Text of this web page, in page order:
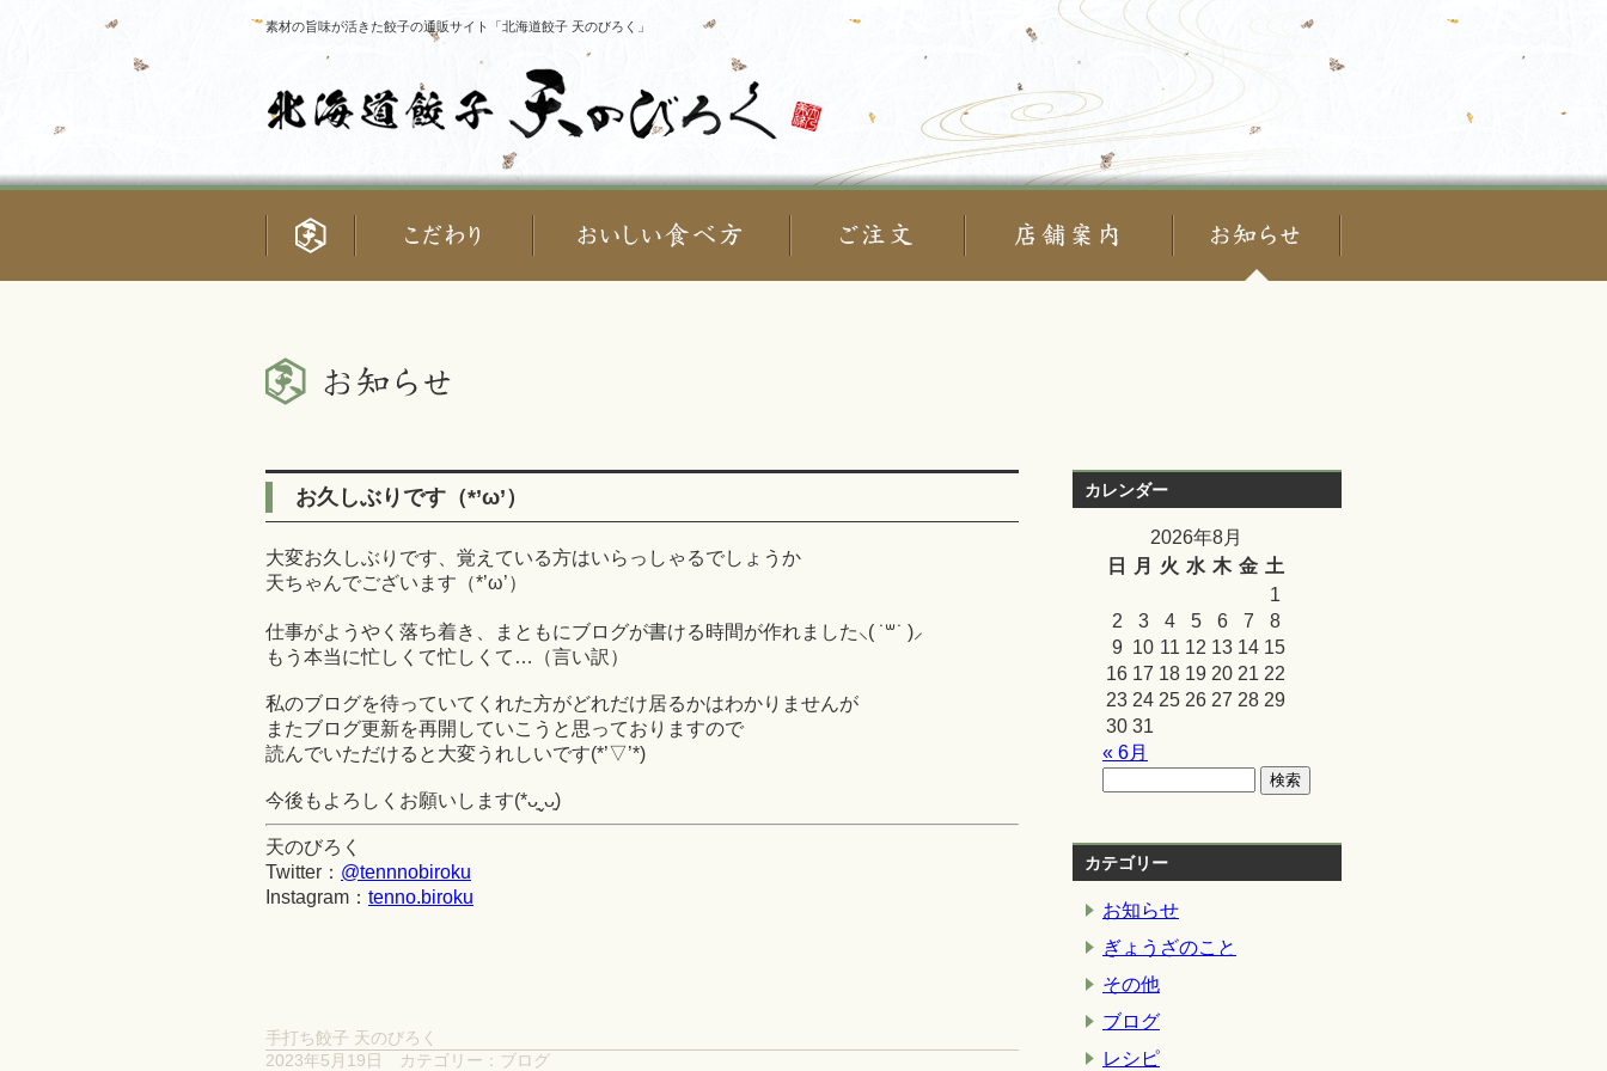
素材の旨味が活きた餃子の通販サイト「北海道餃子 天のびろく」
お久しぶりです（*’ω’）
大変お久しぶりです、覚えている方はいらっしゃるでしょうか
天ちゃんでございます（*’ω’）
仕事がようやく落ち着き、まともにブログが書ける時間が作れました⸜ ( ˙꒳˙ )⸝
もう本当に忙しくて忙しくて…（言い訳）
私のブログを待っていてくれた方がどれだけ居るかはわかりませんが
またブログ更新を再開していこうと思っておりますので
読んでいただけると大変うれしいです(*’▽’*)
今後もよろしくお願いします(*ᴗ͈ˬᴗ͈)
天のびろく
Twitter： @tennnobiroku
Instagram： tenno.biroku
手打ち餃子 天のびろく
2023年5月19日
カテゴリー： ブログ
カレンダー
2026年8月
日
月 火 水 木 金 土
1
2
3 4 5 6 7
8
9 10 11 12 13 14 15
16 17 18 19 20 21 22
23 24 25 26 27 28 29
30 31
« 6月
カテゴリー
お知らせ
ぎょうざのこと
その他
ブログ
レシピ